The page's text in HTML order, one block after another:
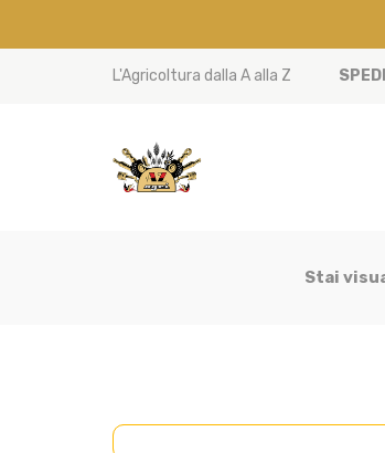
L'Agricoltura dalla A alla Z
Stai